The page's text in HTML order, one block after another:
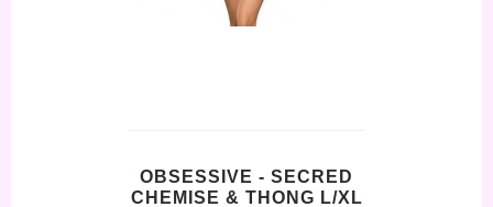
OBSESSIVE - SECRED
CHEMISE & THONG L/XL